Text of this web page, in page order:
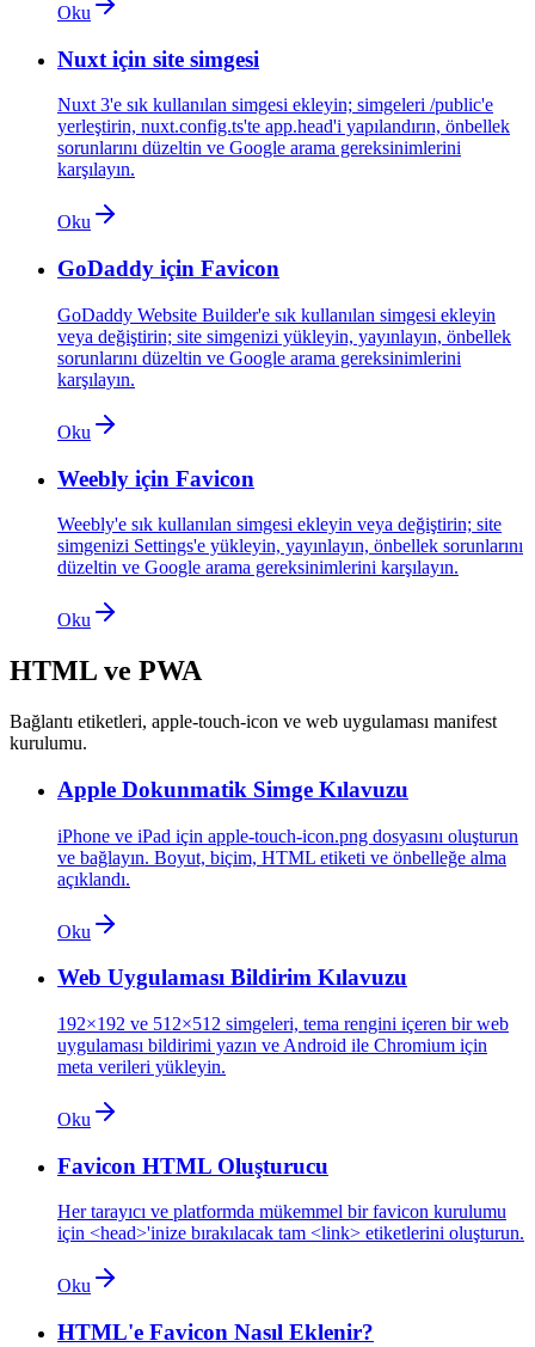
Oku
Nuxt için site simgesi
Nuxt 3'e sık kullanılan simgesi ekleyin; simgeleri /public'e
yerleştirin, nuxt.config.ts'te app.head'i yapılandırın, önbellek
sorunlarını düzeltin ve Google arama gereksinimlerini
karşılayın.
Oku
GoDaddy için Favicon
GoDaddy Website Builder'e sık kullanılan simgesi ekleyin
veya değiştirin; site simgenizi yükleyin, yayınlayın, önbellek
sorunlarını düzeltin ve Google arama gereksinimlerini
karşılayın.
Oku
Weebly için Favicon
Weebly'e sık kullanılan simgesi ekleyin veya değiştirin; site
simgenizi Settings'e yükleyin, yayınlayın, önbellek sorunlarını
düzeltin ve Google arama gereksinimlerini karşılayın.
Oku
HTML ve PWA
Bağlantı etiketleri, apple-touch-icon ve web uygulaması manifest
kurulumu.
Apple Dokunmatik Simge Kılavuzu
iPhone ve iPad için apple-touch-icon.png dosyasını oluşturun
ve bağlayın. Boyut, biçim, HTML etiketi ve önbelleğe alma
açıklandı.
Oku
Web Uygulaması Bildirim Kılavuzu
192×192 ve 512×512 simgeleri, tema rengini içeren bir web
uygulaması bildirimi yazın ve Android ile Chromium için
meta verileri yükleyin.
Oku
Favicon HTML Oluşturucu
Her tarayıcı ve platformda mükemmel bir favicon kurulumu
için <head>'inize bırakılacak tam <link> etiketlerini oluşturun.
Oku
HTML'e Favicon Nasıl Eklenir?